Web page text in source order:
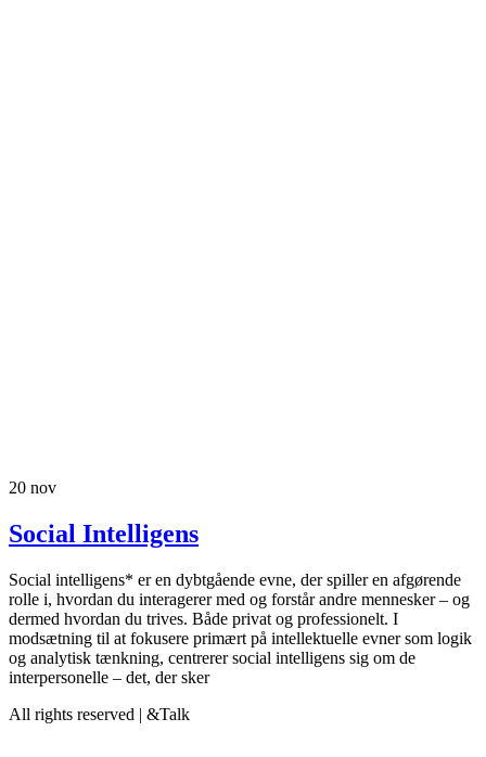
20 nov
Social Intelligens
Social intelligens* er en dybtgående evne, der spiller en afgørende
rolle i, hvordan du interagerer med og forstår andre mennesker – og
dermed hvordan du trives. Både privat og professionelt. I
modsætning til at fokusere primært på intellektuelle evner som logik
og analytisk tænkning, centrerer social intelligens sig om de
interpersonelle – det, der sker
All rights reserved | &Talk